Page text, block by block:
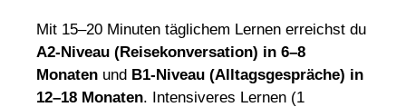
Mit 15–20 Minuten täglichem Lernen erreichst du
A2-Niveau (Reisekonversation) in 6–8
Monaten und B1-Niveau (Alltagsgespräche) in
12–18 Monaten. Intensiveres Lernen (1